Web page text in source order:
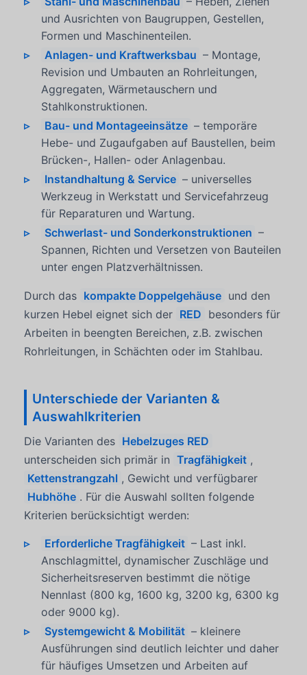
und Ausrichten von Baugruppen, Gestellen,
Formen und Maschinenteilen.
Anlagen- und Kraftwerksbau – Montage,
Revision und Umbauten an Rohrleitungen,
Aggregaten, Wärmetauschern und
Stahlkonstruktionen.
Bau- und Montageeinsätze – temporäre
Hebe- und Zugaufgaben auf Baustellen, beim
Brücken-, Hallen- oder Anlagenbau.
Instandhaltung & Service – universelles
Werkzeug in Werkstatt und Servicefahrzeug
für Reparaturen und Wartung.
Schwerlast- und Sonderkonstruktionen –
Spannen, Richten und Versetzen von Bauteilen
unter engen Platzverhältnissen.
Durch das kompakte Doppelgehäuse und den
kurzen Hebel eignet sich der RED besonders für
Arbeiten in beengten Bereichen, z.B. zwischen
Rohrleitungen, in Schächten oder im Stahlbau.
Unterschiede der Varianten &
Auswahlkriterien
Die Varianten des Hebelzuges RED
unterscheiden sich primär in Tragfähigkeit ,
Kettenstrangzahl , Gewicht und verfügbarer
Hubhöhe . Für die Auswahl sollten folgende
Kriterien berücksichtigt werden:
Erforderliche Tragfähigkeit – Last inkl.
Anschlagmittel, dynamischer Zuschläge und
Sicherheitsreserven bestimmt die nötige
Nennlast (800 kg, 1600 kg, 3200 kg, 6300 kg
oder 9000 kg).
Systemgewicht & Mobilität – kleinere
Ausführungen sind deutlich leichter und daher
für häufiges Umsetzen und Arbeiten auf